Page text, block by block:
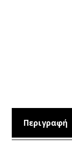
Περιγραφή